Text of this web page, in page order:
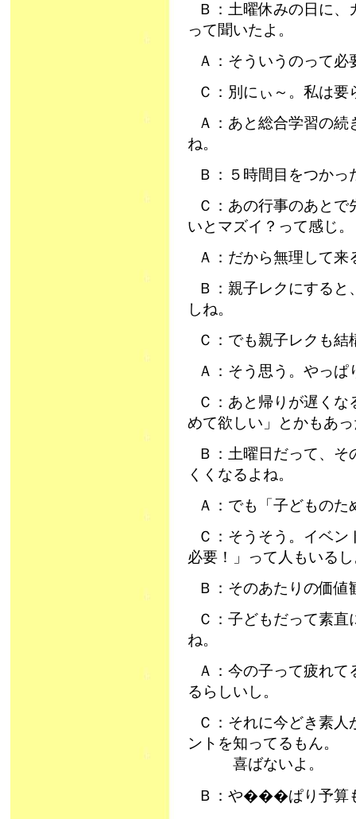
Ｂ：土曜休みの日に
って聞いたよ。
Ａ：そういうのって必
Ｃ：別にぃ～。私は要
Ａ：あと総合学習の
ね。
Ｂ：５時間目をつか
Ｃ：あの行事のあと
いとマズイ？って感じ。
Ａ：だから無理して来
Ｂ：親子レクにする
しね。
Ｃ：でも親子レクも
Ａ：そう思う。やっ
Ｃ：あと帰りが遅く
めて欲しい」とかもあ
Ｂ：土曜日だって、
くくなるよね。
Ａ：でも「子どもの
Ｃ：そうそう。イベ
必要！」って人もいる
Ｂ：そのあたりの価
Ｃ：子どもだって素
ね。
Ａ：今の子って疲れ
るらしいし。
Ｃ：それに今どき素
ントを知ってるもん。
喜ばないよ。
Ｂ：や���ぱり予算